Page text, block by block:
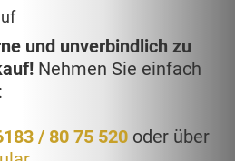
und unverbindlich zu
Nehmen Sie einfach
/ 80 75 520 oder über